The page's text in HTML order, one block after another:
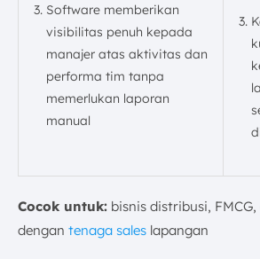
Software memberikan
visibilitas penuh kepada
manajer atas aktivitas dan
performa tim tanpa
memerlukan laporan
manual
Cocok untuk: bisnis distribusi,
dengan tenaga sales lapangan